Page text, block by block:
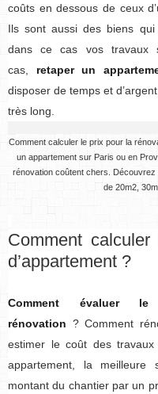
coûts en dessous de ceux
Ils sont aussi des biens qui
dans ce cas vos travaux
cas,
retaper un
disposer de temps et
très long.
Comment calculer le prix pour la
un appartement sur Paris ou en
rénovation coûtent chers.
de 20m2,
Comment
d’appartement ?
Comment évaluer
rénovation ? Comment
estimer le coût des
appartement, la
montant du chantier par un